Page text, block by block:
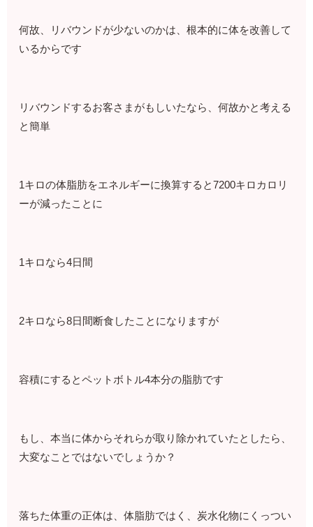
何故、リバウンドが少ないのかは、根本的に体を改善して
いるからです
リバウンドするお客さまがもしいたなら、何故かと考える
と簡単
1キロの体脂肪をエネルギーに換算すると7200キロカロリ
ーが減ったことに
1キロなら4日間
2キロなら8日間断食したことになりますが
容積にするとペットボトル4本分の脂肪です
もし、本当に体からそれらが取り除かれていたとしたら、
大変なことではないでしょうか？
落ちた体重の正体は、体脂肪ではく、炭水化物にくっつい